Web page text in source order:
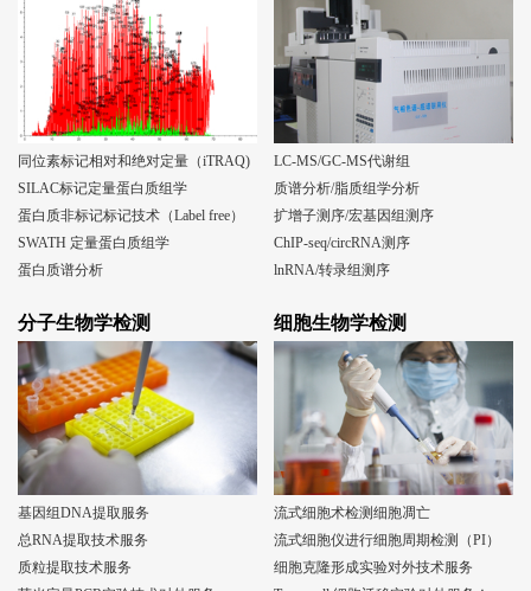
同位素标记相对和绝对定量（iTRAQ)
SILAC标记定量蛋白质组学
蛋白质非标记标记技术（Label free）
SWATH 定量蛋白质组学
蛋白质谱分析
LC-MS/GC-MS代谢组
质谱分析/脂质组学分析
扩增子测序/宏基因组测序
ChIP-seq/circRNA测序
lnRNA/转录组测序
分子生物学检测
基因组DNA提取服务
总RNA提取技术服务
质粒提取技术服务
细胞生物学检测
流式细胞术检测细胞凋亡
流式细胞仪进行细胞周期检测（PI）
细胞克隆形成实验对外技术服务